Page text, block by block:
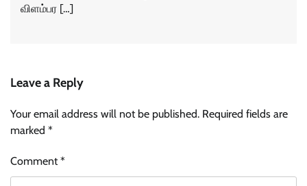
விளம்பர […]
Leave a Reply
Your email address will not be published. Required fields are
marked *
Comment*